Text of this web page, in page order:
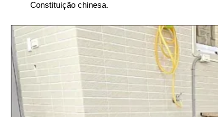
Constituição chinesa.